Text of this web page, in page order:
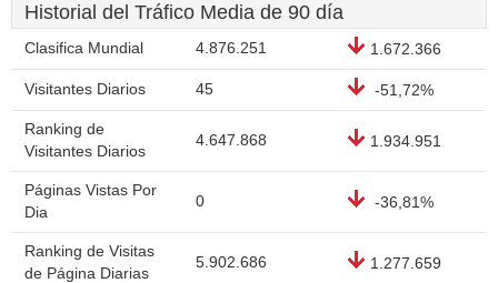
Historial del Tráfico Media de 90 día
Clasifica Mundial 4.876.251 1.672.366
Visitantes Diarios 45 -51,72%
Ranking de
Visitantes Diarios
4.647.868 1.934.951
Páginas Vistas Por
Dia
0 -36,81%
Ranking de Visitas
de Página Diarias
5.902.686 1.277.659